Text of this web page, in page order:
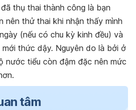
thụ thai thành công là bạn
nên thử thai khi nhận thấy mình
(nếu có chu kỳ kinh đều) và
thức dậy. Nguyên do là bởi ở
nước tiểu còn đậm đặc nên mức
tâm